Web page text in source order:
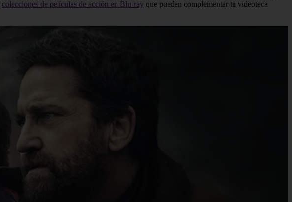
colecciones de películas de acción en Blu-ray que pueden complementar tu videoteca